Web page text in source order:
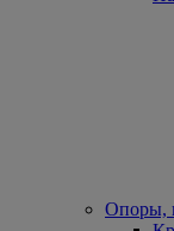
Опоры,